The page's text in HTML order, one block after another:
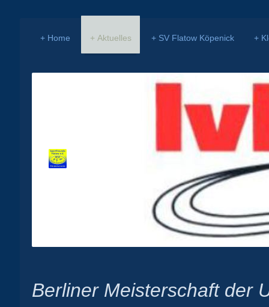
Home Aktuelles SV Flatow Köpenick
Berliner Meisterschaft der